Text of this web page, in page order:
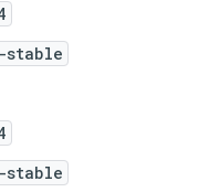
stable
stable